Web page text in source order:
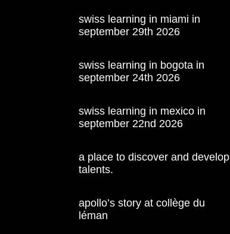
swiss learning in miami in
september 29th 2026
swiss learning in bogota in
september 24th 2026
swiss learning in mexico in
september 22nd 2026
a place to discover and develop
talents.
apollo’s story at collège du
léman